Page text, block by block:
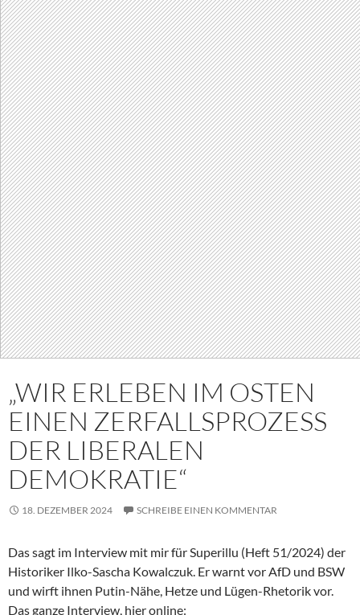
„WIR ERLEBEN IM OSTEN
EINEN ZERFALLSPROZESS
DER LIBERALEN
DEMOKRATIE“
18. DEZEMBER 2024 SCHREIBE EINEN KOMMENTAR
Das sagt im Interview mit mir für Superillu (Heft 51/2024) der
Historiker Ilko-Sascha Kowalczuk. Er warnt vor AfD und BSW
und wirft ihnen Putin-Nähe, Hetze und Lügen-Rhetorik vor.
Das ganze Interview, hier online: